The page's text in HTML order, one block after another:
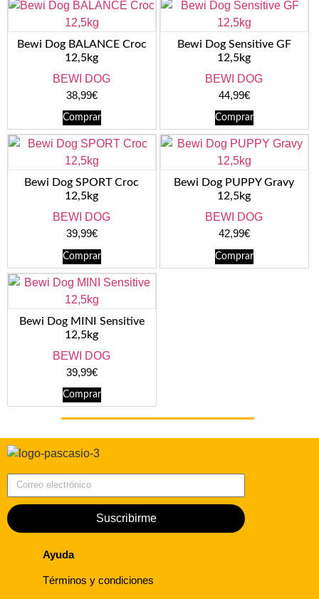
Bewi Dog BALANCE Croc
12,5kg
BEWI DOG
38,99€
Comprar
Bewi Dog Sensitive GF
12,5kg
BEWI DOG
44,99€
Comprar
Bewi Dog SPORT Croc
12,5kg
BEWI DOG
39,99€
Comprar
Bewi Dog PUPPY Gravy
12,5kg
BEWI DOG
42,99€
Comprar
Bewi Dog MINI Sensitive
12,5kg
BEWI DOG
39,99€
Comprar
Suscribirme
Ayuda
Términos y condiciones